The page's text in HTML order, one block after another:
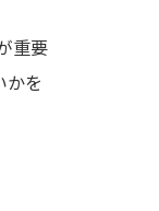
重要
かを